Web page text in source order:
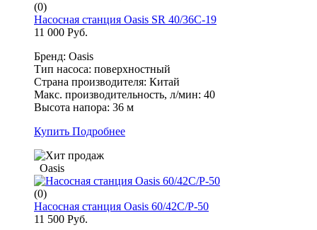
(0)
Насосная станция Oasis SR 40/36С-19
11 000 Руб.
Бренд: Oasis
Тип насоса: поверхностный
Страна производителя: Китай
Макс. производительность, л/мин: 40
Высота напора: 36 м
Купить Подробнее
Oasis
(0)
Насосная станция Oasis 60/42С/P-50
11 500 Руб.